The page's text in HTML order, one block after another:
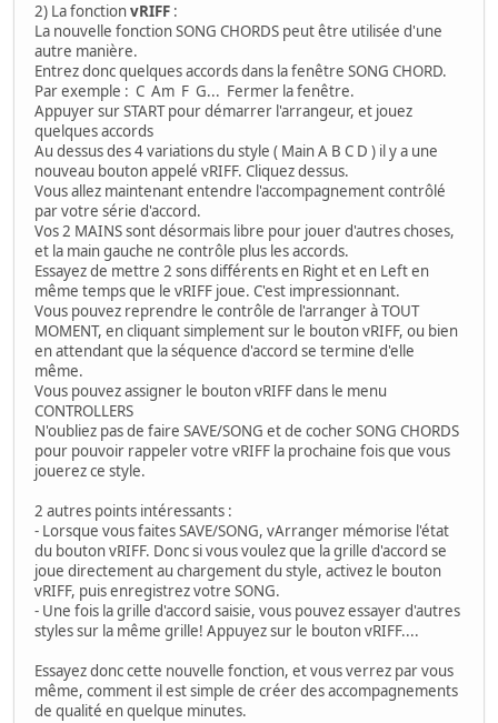
2) La fonctionvRIFF :
La nouvelle fonction SONG CHORDS peut être utilisée d'une
autre manière.
Entrez donc quelques accords dans la fenêtre SONG CHORD.
Par exemple : C Am F G... Fermer la fenêtre.
Appuyer sur START pour démarrer l'arrangeur, et jouez
quelques accords
Au dessus des 4 variations du style ( Main A B C D ) il y a une
nouveau bouton appelé vRIFF. Cliquez dessus.
Vous allez maintenant entendre l'accompagnement contrôlé
par votre série d'accord.
Vos 2 MAINS sont désormais libre pour jouer d'autres choses,
et la main gauche ne contrôle plus les accords.
Essayez de mettre 2 sons différents en Right et en Left en
même temps que le vRIFF joue. C'est impressionnant.
Vous pouvez reprendre le contrôle de l'arranger à TOUT
MOMENT, en cliquant simplement sur le bouton vRIFF, ou bien
en attendant que la séquence d'accord se termine d'elle
même.
Vous pouvez assigner le bouton vRIFF dans le menu
CONTROLLERS
N'oubliez pas de faire SAVE/SONG et de cocher SONG CHORDS
pour pouvoir rappeler votre vRIFF la prochaine fois que vous
jouerez ce style.
2 autres points intéressants :
- Lorsque vous faites SAVE/SONG, vArranger mémorise l'état
du bouton vRIFF. Donc si vous voulez que la grille d'accord se
joue directement au chargement du style, activez le bouton
vRIFF, puis enregistrez votre SONG.
- Une fois la grille d'accord saisie, vous pouvez essayer d'autres
styles sur la même grille! Appuyez sur le bouton vRIFF....
Essayez donc cette nouvelle fonction, et vous verrez par vous
même, comment il est simple de créer des accompagnements
de qualité en quelque minutes.